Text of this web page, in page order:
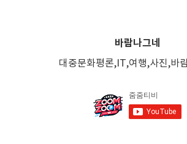
바람나그네
대중문화평론,IT,여행,사진,바